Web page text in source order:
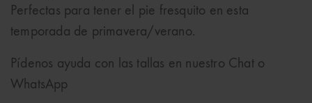
Perfectas para tener el pie fresquito en esta
temporada de primavera/verano.
Pídenos ayuda con las tallas en nuestro Chat o
WhatsApp